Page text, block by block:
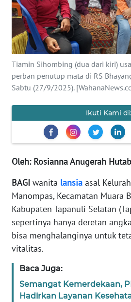
Tiamin Sihombing (dua dari kiri)
perban penutup mata di RS
Sabtu (27/9/2025).
Ikuti Kami di:
Oleh: Rosianna Anugerah
BAGI wanita lansia asal
Manompas, Kecamatan Muara
Kabupaten Tapanuli Selatan
sepertinya hanya deretan
bisa menghalanginya untuk
vitalitas.
Baca Juga:
Semangat Kemerdekaan,
Hadirkan Layanan
INDEKS
BERITA
KONTAK
KAMI
INFO
IKLAN
MEDIA
REDAKSI
KARIR
DISCLAIMER
Regional